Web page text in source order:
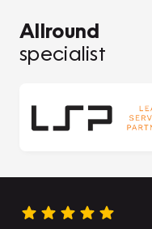
Allround
specialist